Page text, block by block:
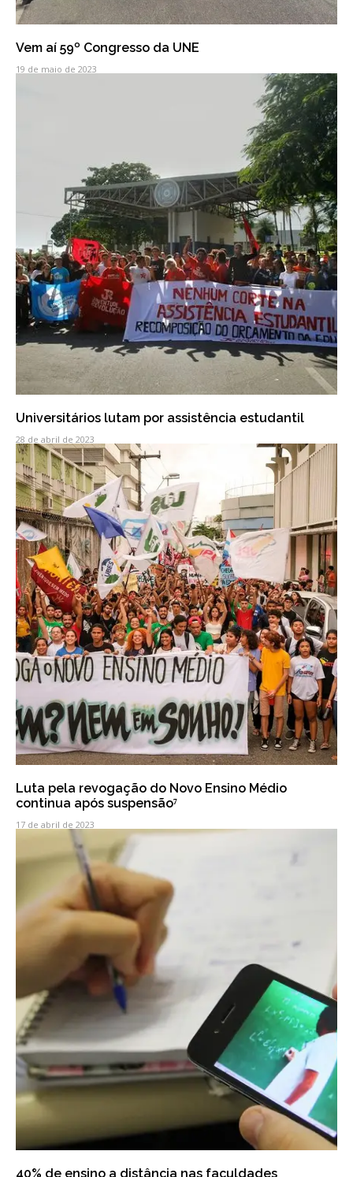
Vem aí 59º Congresso da UNE
19 de maio de 2023
Universitários lutam por assistência estudantil
28 de abril de 2023
Luta pela revogação do Novo Ensino Médio
continua após suspensão⁷
17 de abril de 2023
40% de ensino a distância nas faculdades